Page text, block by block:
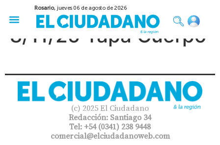
Rosario,jueves 06 de agosto de 2026
8/11/25 Tapa Cuerpo
(c) 2025 El Ciudadano
Redacción: Santiago 34
Tel: +54 (0341) 238 9448
comercial@elciudadanoweb.com​